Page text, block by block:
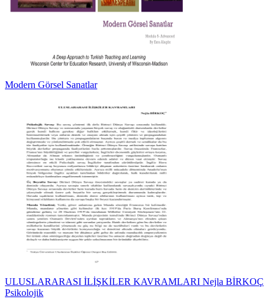
Modern Görsel Sanatlar
ULUSLARARASI İLİŞKİLER KAVRAMLARI Nejla BİRKOÇ
Psikolojik